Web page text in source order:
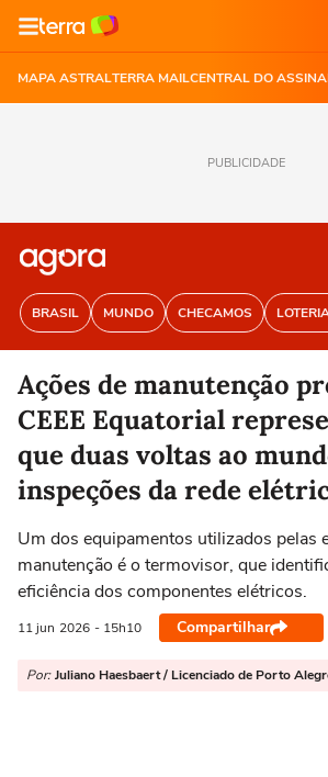
MAPA ASTRALTERRA MAILCENTRAL DO
PUBLICIDADE
BRASIL MUNDO CHECAMOS
Ações de manutenção
CEEE Equatorial
que duas voltas ao
inspeções da rede
Um dos equipamentos utilizados pelas
manutenção é o termovisor, que
eficiência dos componentes elétricos.
11 jun 2026 - 15h10 Compartilhar
Por: Juliano Haesbaert / Licenciado de Porto